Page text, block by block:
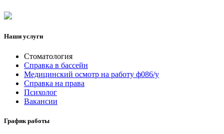
Наши услуги
Стоматология
Справка в бассейн
Медицинский осмотр на работу ф086/у
Справка на права
Психолог
Вакансии
График работы